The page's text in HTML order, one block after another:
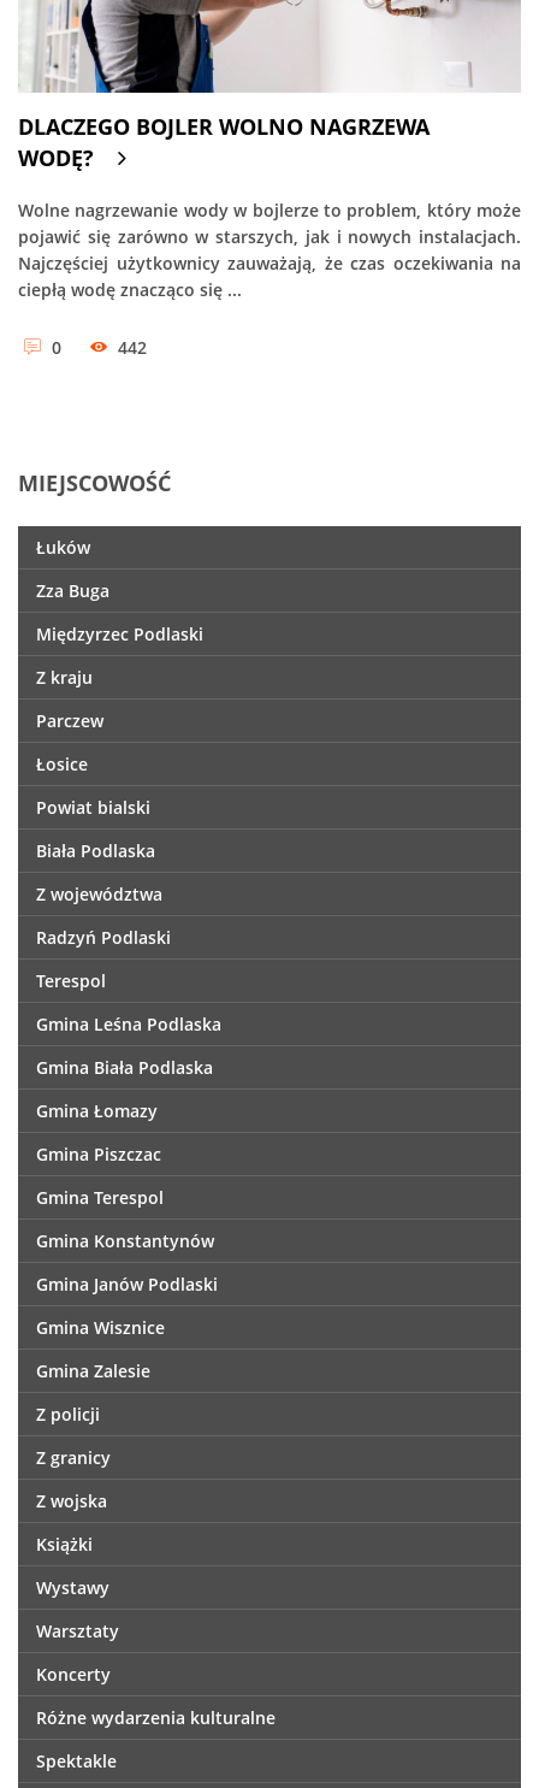
DLACZEGO BOJLER WOLNO NAGRZEWA
WODĘ?
Wolne nagrzewanie wody w bojlerze to problem, który może
pojawić się zarówno w starszych, jak i nowych instalacjach.
Najczęściej użytkownicy zauważają, że czas oczekiwania na
ciepłą wodę znacząco się ...
0 442
MIEJSCOWOŚĆ
Łuków
Zza Buga
Międzyrzec Podlaski
Z kraju
Parczew
Łosice
Powiat bialski
Biała Podlaska
Z województwa
Radzyń Podlaski
Terespol
Gmina Leśna Podlaska
Gmina Biała Podlaska
Gmina Łomazy
Gmina Piszczac
Gmina Terespol
Gmina Konstantynów
Gmina Janów Podlaski
Gmina Wisznice
Gmina Zalesie
Z policji
Z granicy
Z wojska
Książki
Wystawy
Warsztaty
Koncerty
Różne wydarzenia kulturalne
Spektakle